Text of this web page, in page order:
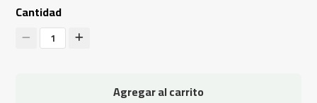
Cantidad
1
Agregar al carrito